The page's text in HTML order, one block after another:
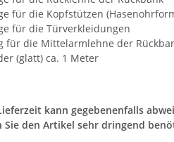
für die Kopfstützen
für die Türverkleidungen
für die Mittelarmlehne der
(glatt) ca. 1 Meter
kann gegebenenfalls
Sie den Artikel sehr dringend